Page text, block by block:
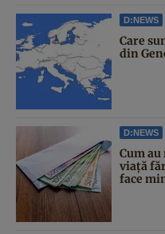
D:NEWS
Care
din
D:NEWS
Cum
viață
face